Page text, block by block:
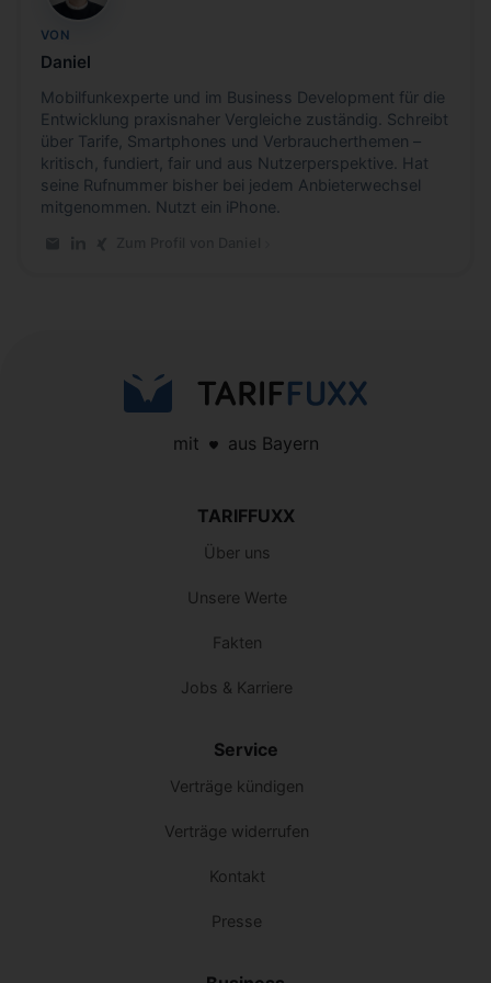
VON
Daniel
Mobilfunkexperte und im Business Development für die
Entwicklung praxisnaher Vergleiche zuständig. Schreibt
über Tarife, Smartphones und Verbraucherthemen –
kritisch, fundiert, fair und aus Nutzerperspektive. Hat
seine Rufnummer bisher bei jedem Anbieterwechsel
mitgenommen. Nutzt ein iPhone.
mit aus Bayern
TARIFFUXX
Über uns
Unsere Werte
Fakten
Jobs & Karriere
Service
Verträge kündigen
Verträge widerrufen
Kontakt
Presse